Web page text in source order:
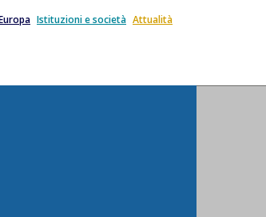
Istituzioni e società Attualità